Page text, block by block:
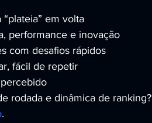
em volta
performance e inovação
com desafios rápidos
fácil de repetir
rodada e dinâmica de ranking?
.